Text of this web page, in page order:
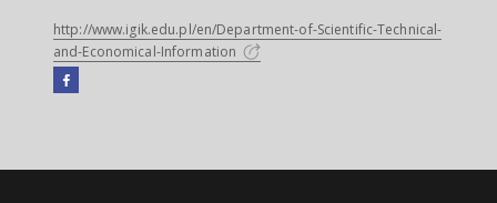
http://www.igik.edu.pl/en/Department-of-Scientific-Technical-
and-Economical-Information
Facebook
open